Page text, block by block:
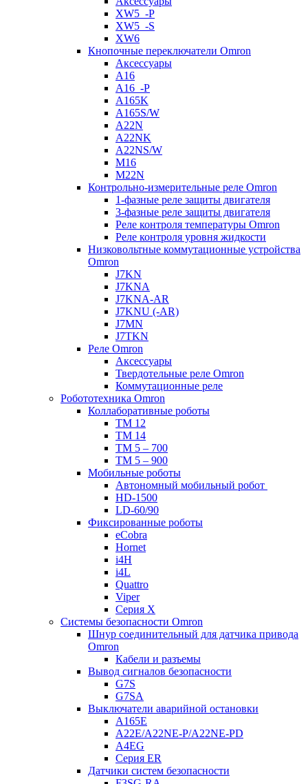
XW5_-P
XW5_-S
XW6
Кнопочные переключатели Omron
Аксессуары
A16
A16_-P
A165K
A165S/W
A22N
A22NK
A22NS/W
M16
M22N
Контрольно-измерительные реле Omron
1-фазные реле защиты двигателя
3-фазные реле защиты двигателя
Реле контроля температуры Omron
Реле контроля уровня жидкости
Низковольтные коммутационные устройства
Omron
J7KN
J7KNA
J7KNA-AR
J7KNU (-AR)
J7MN
J7TKN
Реле Omron
Аксессуары
Твердотельные реле Omron
Коммутационные реле
Робототехника Omron
Коллаборативные роботы
TM 12
TM 14
TM 5 – 700
TM 5 – 900
Мобильные роботы
Автономный мобильный робот
HD-1500
LD-60/90
Фиксированные роботы
eCobra
Hornet
i4H
i4L
Quattro
Viper
Серия X
Системы безопасности Omron
Шнур соединительный для датчика привода
Omron
Кабели и разъемы
Вывод сигналов безопасности
G7S
G7SA
Выключатели аварийной остановки
A165E
A22E/A22NE-P/A22NE-PD
A4EG
Серия ER
Датчики систем безопасности